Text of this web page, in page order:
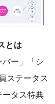
とは
ー」「シ
ステータス
ータス特典